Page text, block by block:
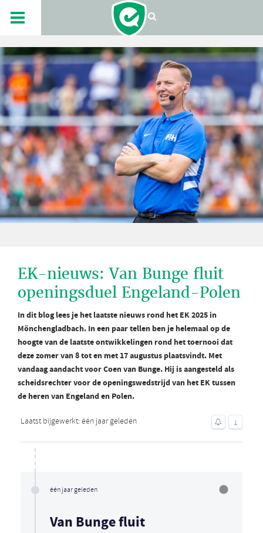
EK-nieuws: Van Bunge fluit
openingsduel Engeland-Polen
In dit blog lees je het laatste nieuws rond het EK 2025 in
Mönchengladbach. In een paar tellen ben je helemaal op de
hoogte van de laatste ontwikkelingen rond het toernooi dat
deze zomer van 8 tot en met 17 augustus plaatsvindt. Met
vandaag aandacht voor Coen van Bunge. Hij is aangesteld als
scheidsrechter voor de openingswedstrijd van het EK tussen
de heren van Engeland en Polen.
Laatst bijgewerkt: één jaar geleden ↓
één jaar geleden
Van Bunge fluit